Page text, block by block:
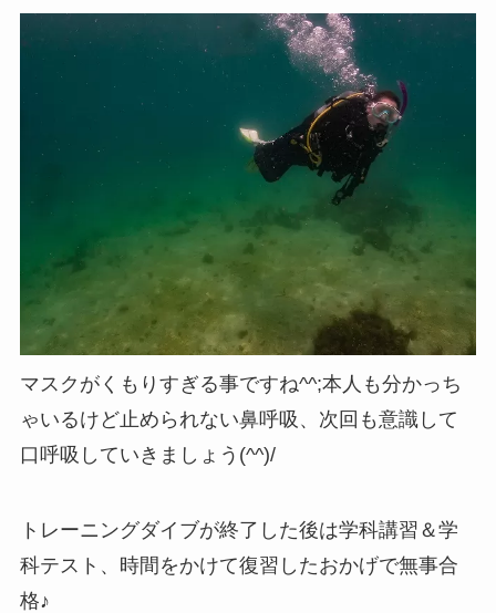
マスクがくもりすぎる事ですね^^;本人も分かっち
ゃいるけど止められない鼻呼吸、次回も意識して
口呼吸していきましょう(^^)/
トレーニングダイブが終了した後は学科講習＆学
科テスト、時間をかけて復習したおかげで無事合
格♪